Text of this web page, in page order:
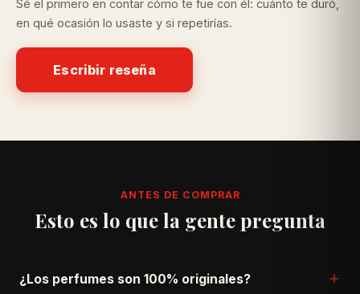
Sé el primero en contar cómo te fue con él: cuánto te duró,
en qué ocasión lo usaste y si repetirías.
Escribir reseña
ANTES DE COMPRAR
Esto es lo que la gente pregunta
¿Los perfumes son 100% originales?